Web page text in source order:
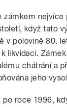
zámkem nejvíce
když tato
v polovině 80.
likvidaci.
chátrání a
jeho
po roce 1996,